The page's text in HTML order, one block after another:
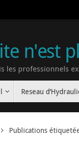
n'est
les professionnels
Reseau
Publications